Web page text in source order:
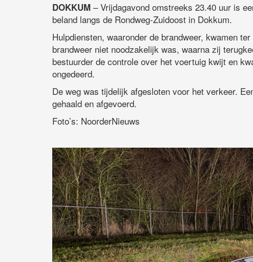
DOKKUM – Vrijdagavond omstreeks 23.40 uur is
beland langs de Rondweg-Zuidoost in Dokkum.
Hulpdiensten, waaronder de brandweer, kwamen
brandweer niet noodzakelijk was, waarna zij
bestuurder de controle over het voertuig kwijt en
ongedeerd.
De weg was tijdelijk afgesloten voor het verkeer.
gehaald en afgevoerd.
Foto’s: NoorderNieuws